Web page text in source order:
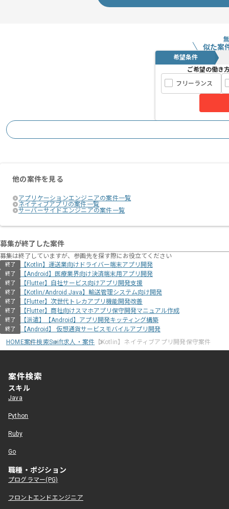
似た案
希望条件
ご希望の働き
フリーランス
他の案件を見る
アプリケーションエンジニアの案件一覧
ネイティブアプリの案件一覧
サーバーサイドエンジニアの案件一覧
募集が終了した案件
募集は終了していますが、参画先を探す際にお役立てください
終了 【Kotlin】運送業向けドライバー端末アプリ開発
終了 【Android】医療業界向け決済端末用アプリ開発
終了 【Flutter】自社サービス向けアプリ開発支援
終了 【Kotlin/Android Java】輸送管理システム向け開発
終了 【Flutter】次世代トレカアプリ機能開発改善
終了 【Flutter】商社向けスマホアプリ保守開発マニュアル作成
終了 【派遣】【Android】アプリ開発キッティング構築
終了
【Android】 仮想通貨サービスモバイルアプリ開発
HOME案件検索Swift求人・案件 【Kotlin】ネイティブアプリ開発保守案件
案件検索
スキル
Java
Python
Ruby
Go
職種・ポジション
プログラマー(PG)
フロントエンドエンジニア